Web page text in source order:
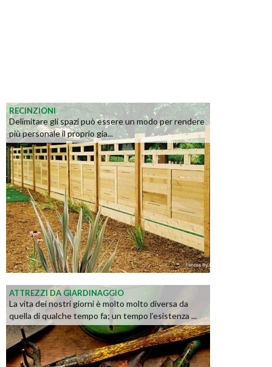
RECINZIONI
Delimitare gli spazi può essere un modo per rendere
più personale il proprio gia...
ATTREZZI DA GIARDINAGGIO
La vita dei nostri giorni è molto molto diversa da
quella di qualche tempo fa; un tempo l’esistenza ...